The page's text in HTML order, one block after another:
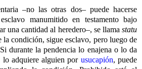
–no las otras dos– puede hacerse
manumitido en testamento bajo
una cantidad al heredero–, se llama statu
la condición, sigue esclavo, pero luego de
durante la pendencia lo enajena o lo da
lo adquiere alguien por usucapión, puede